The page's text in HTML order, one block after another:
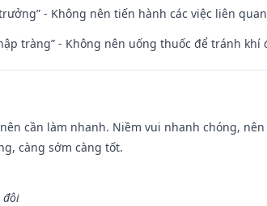
- Không nên tiến hành các việc liên
tràng” - Không nên uống thuốc để tránh khí
cần làm nhanh. Niềm vui nhanh chóng,
càng sớm càng tốt.
đôi